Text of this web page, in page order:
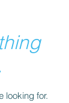
looking for.